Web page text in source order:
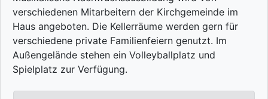
verschiedenen Mitarbeitern der Kirchgemeinde im
Haus angeboten. Die Kellerräume werden gern für
verschiedene private Familienfeiern genutzt. Im
Außengelände stehen ein Volleyballplatz und
Spielplatz zur Verfügung.